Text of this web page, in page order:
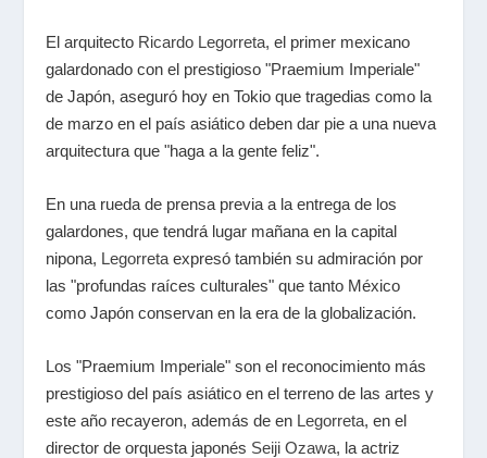
El arquitecto Ricardo Legorreta, el primer mexicano
galardonado con el prestigioso "Praemium Imperiale"
de Japón, aseguró hoy en Tokio que tragedias como la
de marzo en el país asiático deben dar pie a una nueva
arquitectura que "haga a la gente feliz".
En una rueda de prensa previa a la entrega de los
galardones, que tendrá lugar mañana en la capital
nipona, Legorreta expresó también su admiración por
las "profundas raíces culturales" que tanto México
como Japón conservan en la era de la globalización.
Los "Praemium Imperiale" son el reconocimiento más
prestigioso del país asiático en el terreno de las artes y
este año recayeron, además de en Legorreta, en el
director de orquesta japonés Seiji Ozawa, la actriz